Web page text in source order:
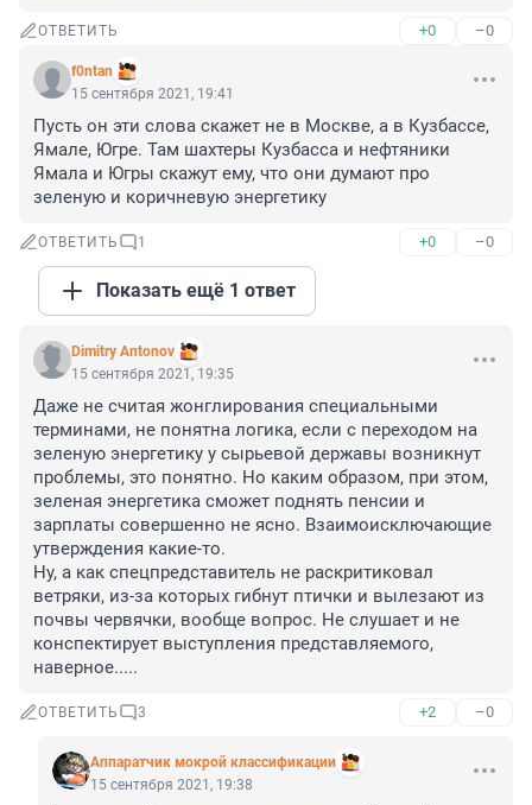
ОТВЕТИТЬ +0 –0
f0ntan
15 сентября 2021, 19:41
Пусть он эти слова скажет не в Москве, а в Кузбассе,
Ямале, Югре. Там шахтеры Кузбасса и нефтяники
Ямала и Югры скажут ему, что они думают про
зеленую и коричневую энергетику
ОТВЕТИТЬ 1 +0 –0
Показать ещё 1 ответ
Dimitry Antonov
15 сентября 2021, 19:35
Даже не считая жонглирования специальными
терминами, не понятна логика, если с переходом на
зеленую энергетику у сырьевой державы возникнут
проблемы, это понятно. Но каким образом, при этом,
зеленая энергетика сможет поднять пенсии и
зарплаты совершенно не ясно. Взаимоисключающие
утверждения какие-то.
Ну, а как спецпредставитель не раскритиковал
ветряки, из-за которых гибнут птички и вылезают из
почвы червячки, вообще вопрос. Не слушает и не
конспектирует выступления представляемого,
наверное.....
ОТВЕТИТЬ 3 +2 –0
Аппаратчик мокрой классификации
15 сентября 2021, 19:38